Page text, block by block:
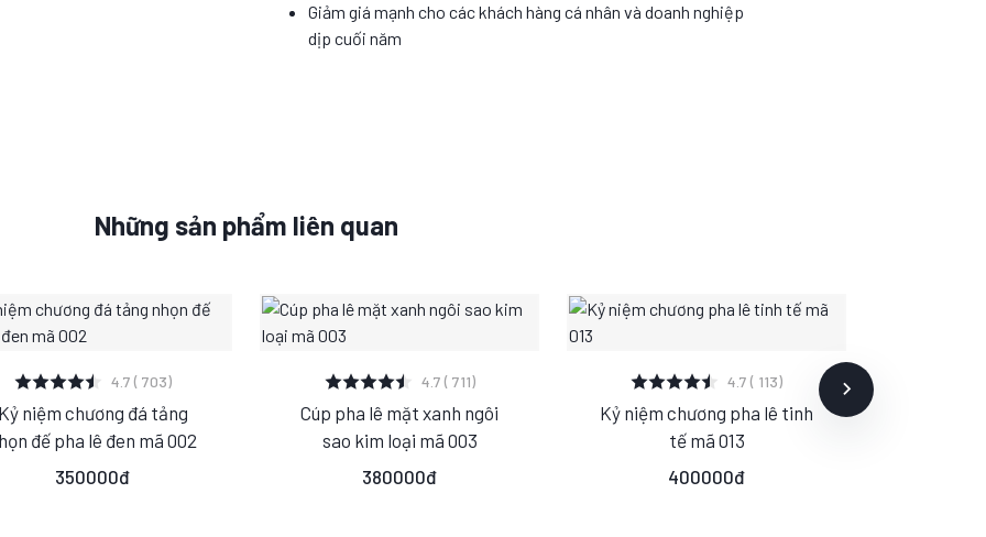
Giảm giá mạnh cho các khách hàng cá nhân và doanh nghiệp
dịp cuối năm
Những sản phẩm liên quan
XEM CHI TIẾT
S M L
4.7 ( 703)
Kỷ niệm chương đá tảng
đế pha lê đen mã 002
350000đ
XEM CHI TIẾT
S M L
4.7 ( 711)
Cúp pha lê mặt xanh ngôi
sao kim loại mã 003
380000đ
XEM CHI TIẾT
S M L
4.7 ( 113)
Kỷ niệm chương pha lê tinh
tế mã 013
400000đ